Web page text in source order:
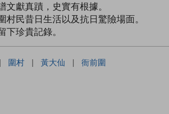
獻真蹟，史實有根據。
民昔日生活以及抗日驚險場面。
珍貴記錄。
| 圍村 | 黃大仙 | 衙前圍